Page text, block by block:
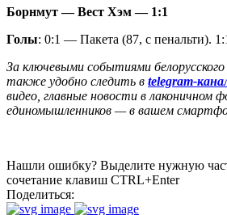
Борнмут — Вест Хэм — 1:1
Голы: 0:1 — Пакета (87, с пенальти).
За ключевыми событиями
также удобно следить в telegram-
видео, главные новости в лаконичном
единомышленников — в вашем
Нашли ошибку? Выделите нужную
сочетание клавиш CTRL+Enter
Поделиться: